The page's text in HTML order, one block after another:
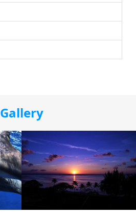
Gallery